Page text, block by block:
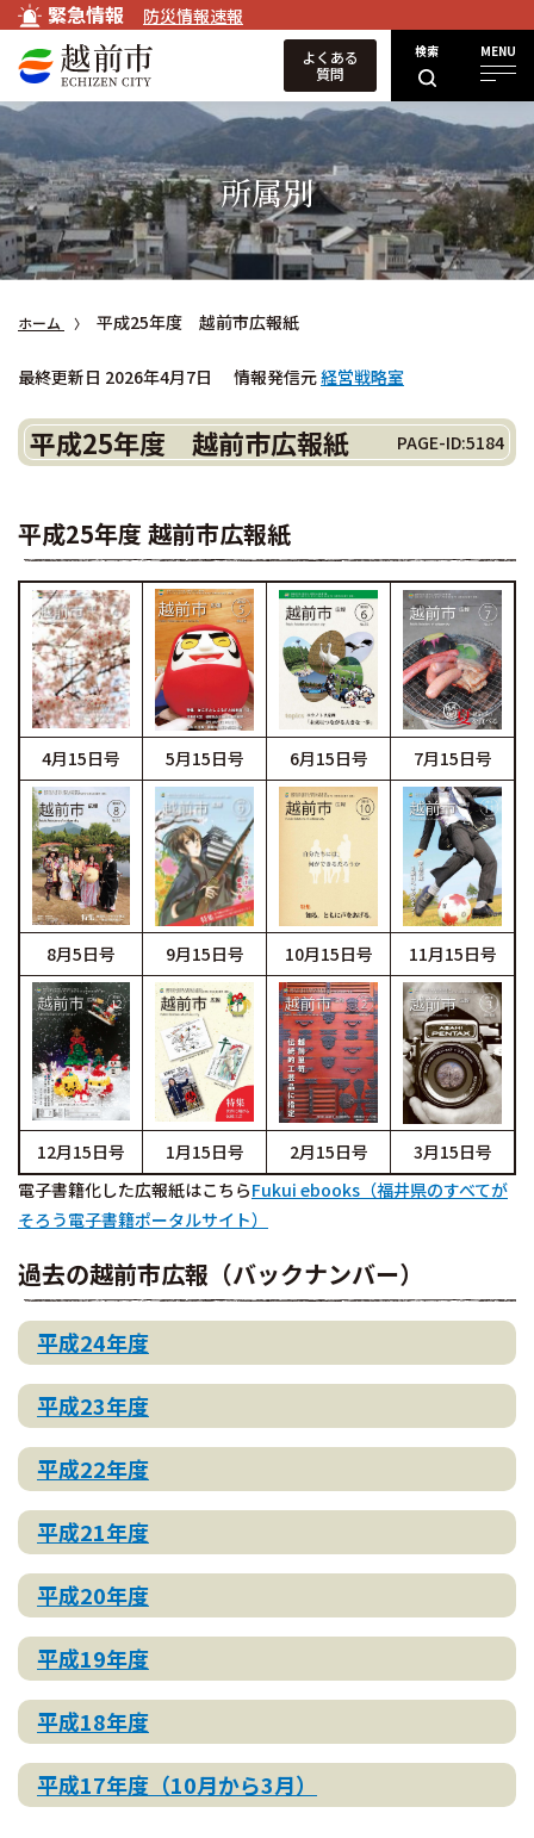
緊急情報 防災情報速報
検索 MENU
よくある
質問
所属別
ホーム 平成25年度 越前市広報紙
最終更新日 2026年4月7日 情報発信元経営戦略室
平成25年度 越前市広報紙 PAGE-ID:5184
平成25年度 越前市広報紙
4月15日号 5月15日号 6月15日号 7月15日号
8月5日号 9月15日号 10月15日号 11月15日号
12月15日号 1月15日号 2月15日号
3月15日号
電子書籍化した広報紙はこちらFukui ebooks（福井県のすべてが
そろう電子書籍ポータルサイト）
過去の越前市広報（バックナンバー）
平成24年度
平成23年度
平成22年度
平成21年度
平成20年度
平成19年度
平成18年度
平成17年度（10月から3月）